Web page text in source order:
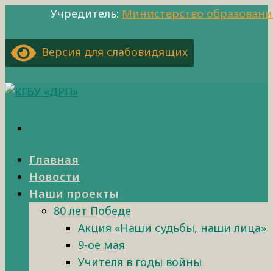
Учредитель: Министерство
Версия для слабовидящих
Главная
Новости
Наши проекты
80 лет Победе
Акция «Наши судьбы, наши лица»
9-ое мая
Учителя в годы войны